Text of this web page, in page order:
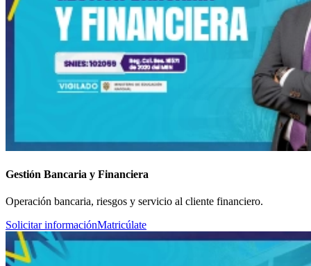
Gestión Bancaria y Financiera
Operación bancaria, riesgos y servicio al cliente financiero.
Solicitar informaciónMatricúlate